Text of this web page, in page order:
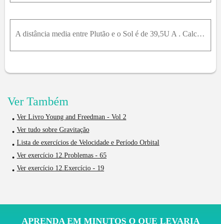
A distância media entre Plutão e o Sol é de 39,5U A . Calcule o periodo do movimento orbital de Plutão.
Ver Também
Ver Livro Young and Freedman - Vol 2
Ver tudo sobre Gravitação
Lista de exercícios de Velocidade e Período Orbital
Ver exercício 12.Problemas - 65
Ver exercício 12.Exercício - 19
APRENDA EM MINUTOS O QUE LEVARIA